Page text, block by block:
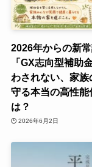
2026年からの新常
「GX志向型補助
わされない、家族
守る本当の高性能
は？
2026年6月2日